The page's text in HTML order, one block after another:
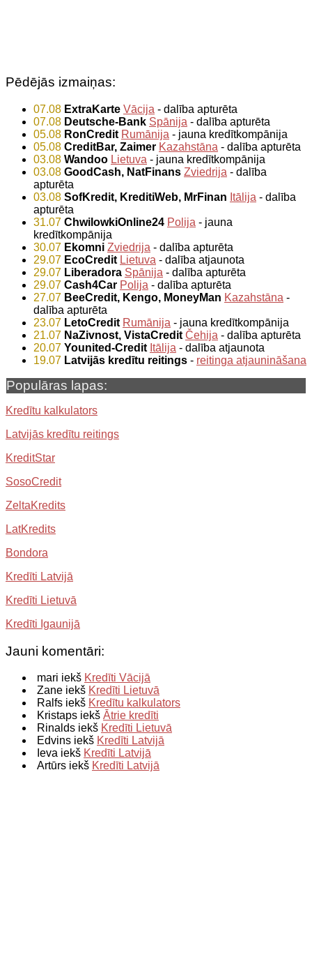
Pēdējās izmaiņas:
07.08 ExtraKarte Vācija - dalība apturēta
07.08 Deutsche-Bank Spānija - dalība apturēta
05.08 RonCredit Rumānija - jauna kredītkompānija
05.08 CreditBar, Zaimer Kazahstāna - dalība apturēta
03.08 Wandoo Lietuva - jauna kredītkompānija
03.08 GoodCash, NatFinans Zviedrija - dalība
apturēta
03.08 SofKredit, KreditiWeb, MrFinan Itālija - dalība
apturēta
31.07 ChwilowkiOnline24 Polija - jauna
kredītkompānija
30.07 Ekomni Zviedrija - dalība apturēta
29.07 EcoCredit Lietuva - dalība atjaunota
29.07 Liberadora Spānija - dalība apturēta
29.07 Cash4Car Polija - dalība apturēta
27.07 BeeCredit, Kengo, MoneyMan Kazahstāna -
dalība apturēta
23.07 LetoCredit Rumānija - jauna kredītkompānija
21.07 NaZivnost, VistaCredit Čehija - dalība apturēta
20.07 Younited-Credit Itālija - dalība atjaunota
19.07 Latvijās kredītu reitings - reitinga atjaunināšana
Populāras lapas:
Kredītu kalkulators
Latvijās kredītu reitings
KreditStar
SosoCredit
ZeltaKredits
LatKredits
Bondora
Kredīti Latvijā
Kredīti Lietuvā
Kredīti Igaunijā
Jauni komentāri:
mari iekš Kredīti Vācijā
Zane iekš Kredīti Lietuvā
Ralfs iekš Kredītu kalkulators
Kristaps iekš Ātrie kredīti
Rinalds iekš Kredīti Lietuvā
Edvins iekš Kredīti Latvijā
Ieva iekš Kredīti Latvijā
Artūrs iekš Kredīti Latvijā